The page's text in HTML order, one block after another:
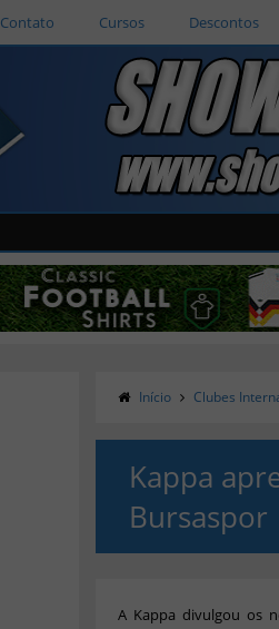
Contato Cursos Descontos
Início Clubes
Kappa
Bursaspor
A Kappa divulgou os